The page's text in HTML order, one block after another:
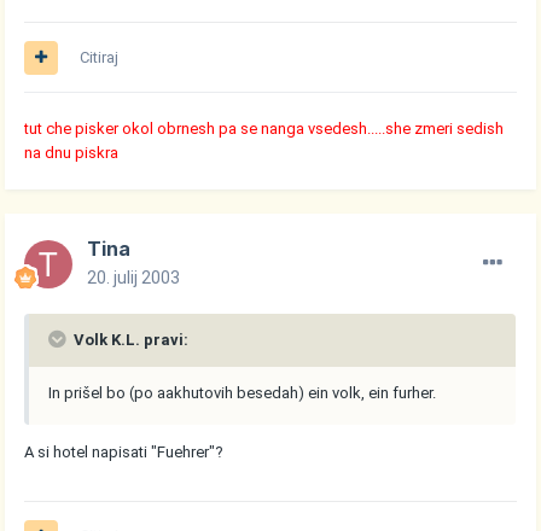
Citiraj
tut che pisker okol obrnesh pa se nanga vsedesh.....she zmeri sedish
na dnu piskra
Tina
20. julij 2003
Volk K.L. pravi:
In prišel bo (po aakhutovih besedah) ein volk, ein furher.
A si hotel napisati "Fuehrer"?